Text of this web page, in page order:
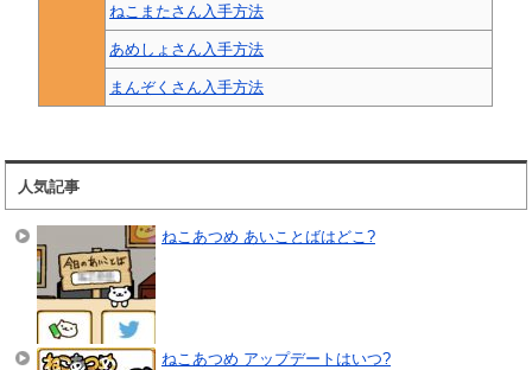
ねこまたさん入手方法
あめしょさん入手方法
まんぞくさん入手方法
人気記事
ねこあつめ あいことばはどこ?
ねこあつめ アップデートはいつ?